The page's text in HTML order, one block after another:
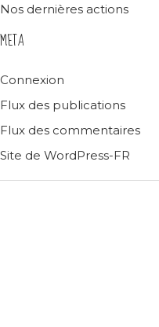
Nos dernières actions
META
Connexion
Flux des publications
Flux des commentaires
Site de WordPress-FR